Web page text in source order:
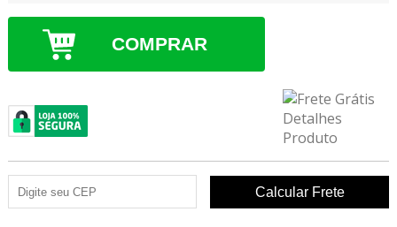
COMPRAR